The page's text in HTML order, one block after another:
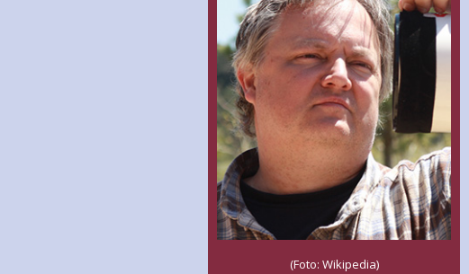
(Foto: Wikipedia)